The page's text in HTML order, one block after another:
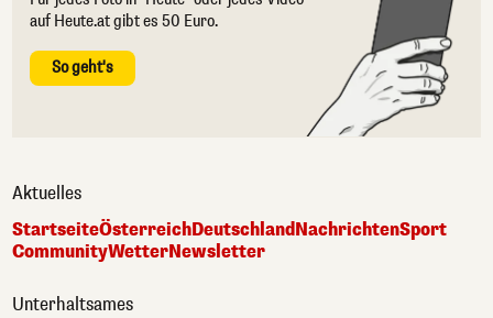
auf Heute.at gibt es 50 Euro.
So geht's
Aktuelles
StartseiteÖsterreichDeutschlandNachrichtenSport
CommunityWetterNewsletter
Unterhaltsames